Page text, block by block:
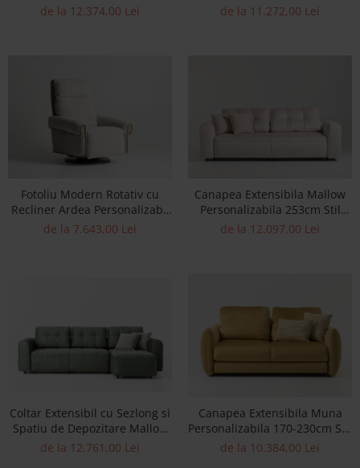
Personalizabil 260-290cm Stil
de la 12.374,00 Lei
Personalizabil 270-314cm Stil
de la 11.272,00 Lei
Fotoliu Modern Rotativ cu
Recliner Ardea Personalizabil
Stil Contemporan Cadru Lemn
de la 7.643,00 Lei
Canapea Extensibila Mallow
Personalizabila 253cm Stil
Contemporan Masiv Tapiterie
de la 12.097,00 Lei
Coltar Extensibil cu Sezlong si
Spatiu de Depozitare Mallow
Personalizabil 262-292cm Stil
de la 12.761,00 Lei
Canapea Extensibila Muna
Personalizabila 170-230cm Stil
Contemporan Tapiterie Stofa
de la 10.384,00 Lei